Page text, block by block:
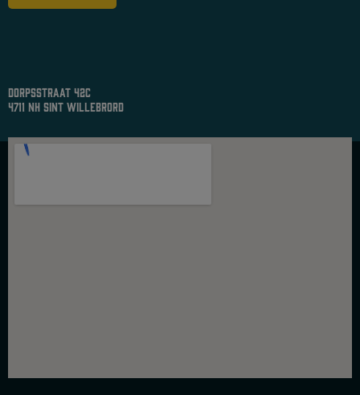
dorpsstraat 42c
4711 nh sint willebrord